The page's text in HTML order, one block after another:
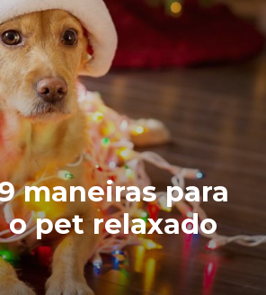
maneiras para
o pet relaxado